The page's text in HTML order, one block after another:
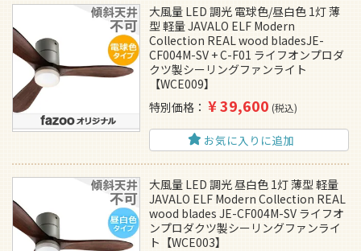
大風量 LED 調光 電球色/昼白色 1灯 薄
型 軽量 JAVALO ELF Modern
Collection REAL wood bladesJE-
CF004M-SV + C-F01 ライフオンプロダ
クツ製シーリングファンライト
【WCE009】
特別価格
¥39,600 税込
お気に入りに追加
大風量 LED 調光 昼白色 1灯 薄型 軽量
JAVALO ELF Modern Collection REAL
wood blades JE-CF004M-SV ライフオ
ンプロダクツ製シーリングファンライ
ト【WCE003】